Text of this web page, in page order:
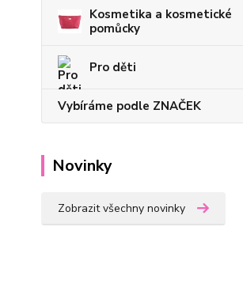
Kosmetika a kosmetické
pomůcky
Pro děti
Vybíráme podle ZNAČEK
Novinky
Zobrazit všechny novinky